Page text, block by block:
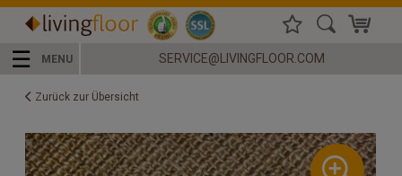
☰ MENU SERVICE@LIVINGFLOOR.COM
Zurück zur Übersicht